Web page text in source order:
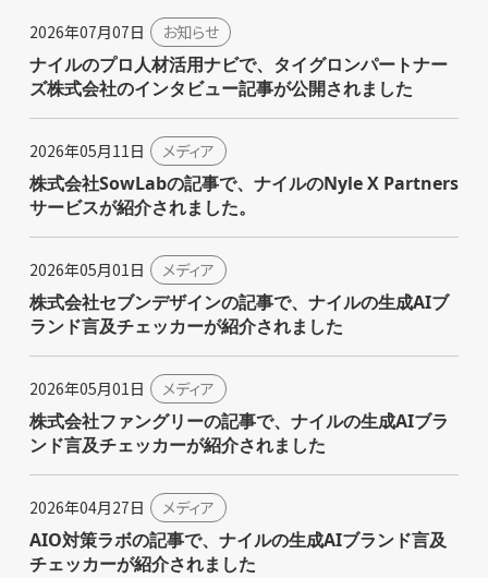
2026年07月07日 お知らせ
ナイルのプロ人材活用ナビで、タイグロンパートナー
ズ株式会社のインタビュー記事が公開されました
2026年05月11日 メディア
株式会社SowLabの記事で、ナイルのNyle X Partners
サービスが紹介されました。
2026年05月01日 メディア
株式会社セブンデザインの記事で、ナイルの生成AIブ
ランド言及チェッカーが紹介されました
2026年05月01日 メディア
株式会社ファングリーの記事で、ナイルの生成AIブラ
ンド言及チェッカーが紹介されました
2026年04月27日 メディア
AIO対策ラボの記事で、ナイルの生成AIブランド言及
チェッカーが紹介されました